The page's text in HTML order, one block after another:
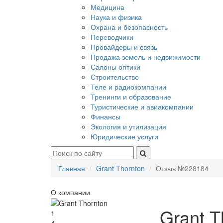
Медицина
Наука и физика
Охрана и безопасность
Переводчики
Провайдеры и связь
Продажа земель и недвижимости
Салоны оптики
Строительство
Теле и радиокомпании
Тренинги и образование
Туристические и авиакомпании
Финансы
Экология и утилизация
Юридические услуги
Главная Grant Thornton Отзыв №228184
О компании
1
Grant